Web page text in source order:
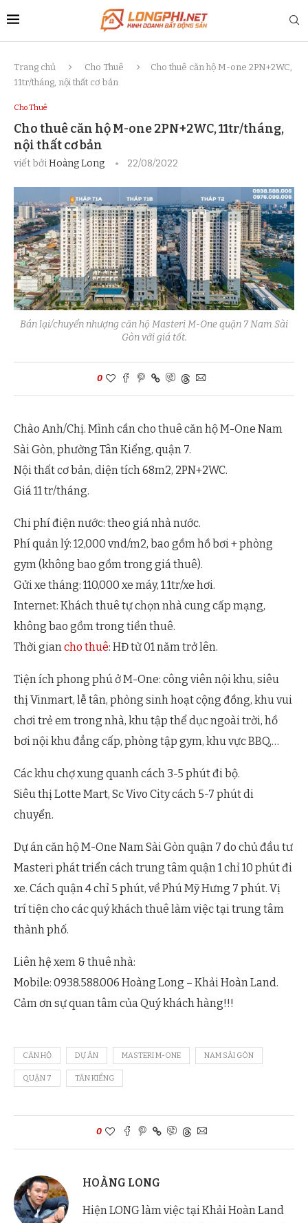
Trang chủ Cho Thuê
Cho thuê căn hộ M-one 2PN+2WC,
11tr/tháng, nội thất cơ bản
Cho Thuê
Cho thuê căn hộ M-one 2PN+2WC, 11tr/tháng,
nội thất cơ bản
viết bởiHoàng Long 22/08/2022
Bán lại/chuyển nhượng căn hộ Masteri M-One quận 7 Nam Sài
Gòn với giá tốt.
0
Chào Anh/Chị. Mình cần cho thuê căn hộ M-One Nam
Sài Gòn, phường Tân Kiểng, quận 7.
Nội thất cơ bản, diện tích 68m2, 2PN+2WC.
Giá 11 tr/tháng.
Chi phí điện nước: theo giá nhà nước.
Phí quản lý: 12,000 vnd/m2, bao gồm hồ bơi + phòng
gym (không bao gồm trong giá thuê).
Gửi xe tháng: 110,000 xe máy, 1.1tr/xe hơi.
Internet: Khách thuê tự chọn nhà cung cấp mạng,
không bao gồm trong tiền thuê.
Thời gian cho thuê: HĐ từ 01 năm trở lên.
Tiện ích phong phú ở M-One: công viên nội khu, siêu
thị Vinmart, lễ tân, phòng sinh hoạt cộng đồng, khu vui
chơi trẻ em trong nhà, khu tập thể dục ngoài trời, hồ
bơi nội khu đẳng cấp, phòng tập gym, khu vực BBQ,…
Các khu chợ xung quanh cách 3-5 phút đi bộ.
Siêu thị Lotte Mart, Sc Vivo City cách 5-7 phút di
chuyển.
Dự án căn hộ M-One Nam Sài Gòn quận 7 do chủ đầu tư
Masteri phát triển cách trung tâm quận 1 chỉ 10 phút đi
xe. Cách quận 4 chỉ 5 phút, về Phú Mỹ Hưng 7 phút. Vị
trí tiện cho các quý khách thuê làm việc tại trung tâm
thành phố.
Liên hệ xem & thuê nhà:
Mobile: 0938.588.006 Hoàng Long – Khải Hoàn Land.
Cảm ơn sự quan tâm của Quý khách hàng!!!
CĂN HỘ DỰ ÁN MASTERI M-ONE NAM SÀI GÒN
QUẬN 7 TÂN KIỂNG
0
HOÀNG LONG
Hiện LONG làm việc tại Khải Hoàn Land